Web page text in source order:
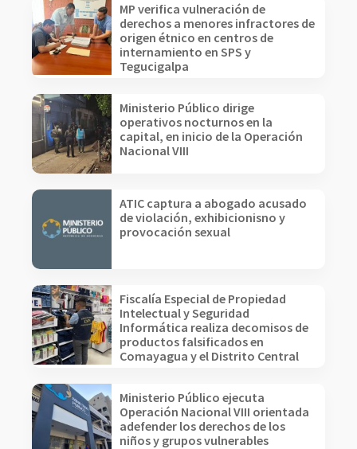
MP verifica vulneración de
derechos a menores infractores de
origen étnico en centros de
internamiento en SPS y
Tegucigalpa
Ministerio Público dirige
operativos nocturnos en la
capital, en inicio de la Operación
Nacional VIII
ATIC captura a abogado acusado
de violación, exhibicionisno y
provocación sexual
Fiscalía Especial de Propiedad
Intelectual y Seguridad
Informática realiza decomisos de
productos falsificados en
Comayagua y el Distrito Central
Ministerio Público ejecuta
Operación Nacional VIII orientada
adefender los derechos de los
niños y grupos vulnerables